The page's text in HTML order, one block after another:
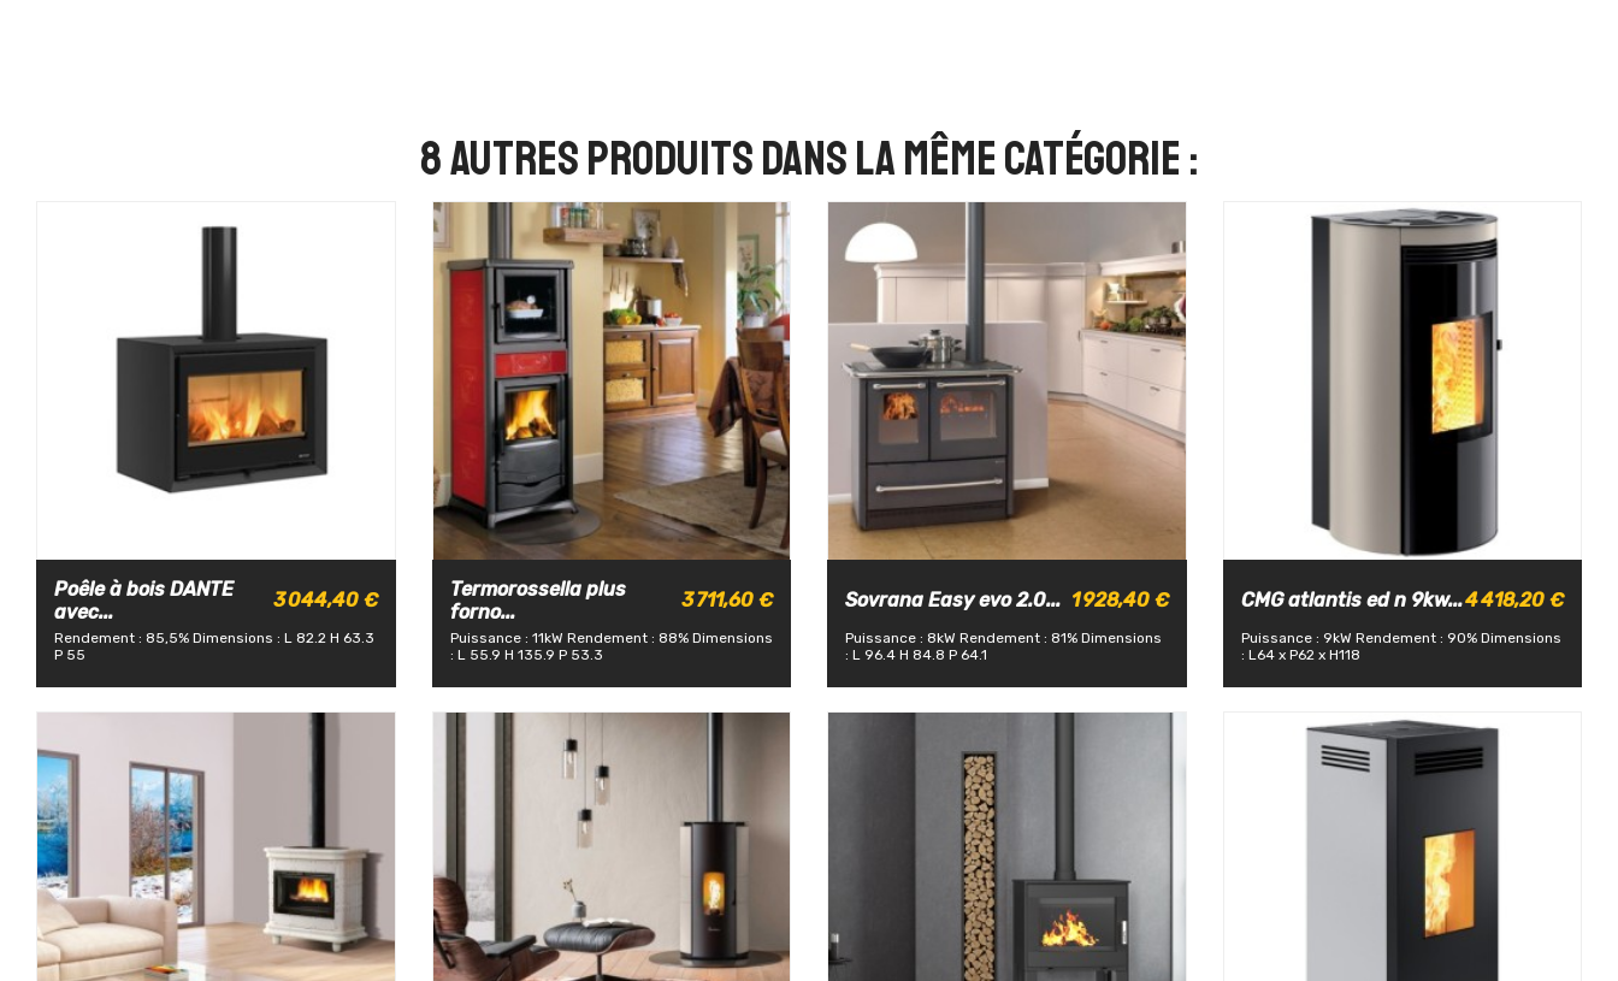
8 autres produits dans la même catégorie :
Poêle à bois DANTE
avec...
3 044,40 €
Rendement : 85,5% Dimensions : L 82.2 H 63.3
P 55
Termorossella plus
forno...
3 711,60 €
Puissance : 11kW Rendement : 88% Dimensions
: L 55.9 H 135.9 P 53.3
Sovrana Easy evo 2.0... 1 928,40 €
Puissance : 8kW Rendement : 81% Dimensions
: L 96.4 H 84.8 P 64.1
CMG atlantis ed n 9kw...4 418,20 €
Puissance : 9kW Rendement : 90% Dimensions
: L64 x P62 x H118